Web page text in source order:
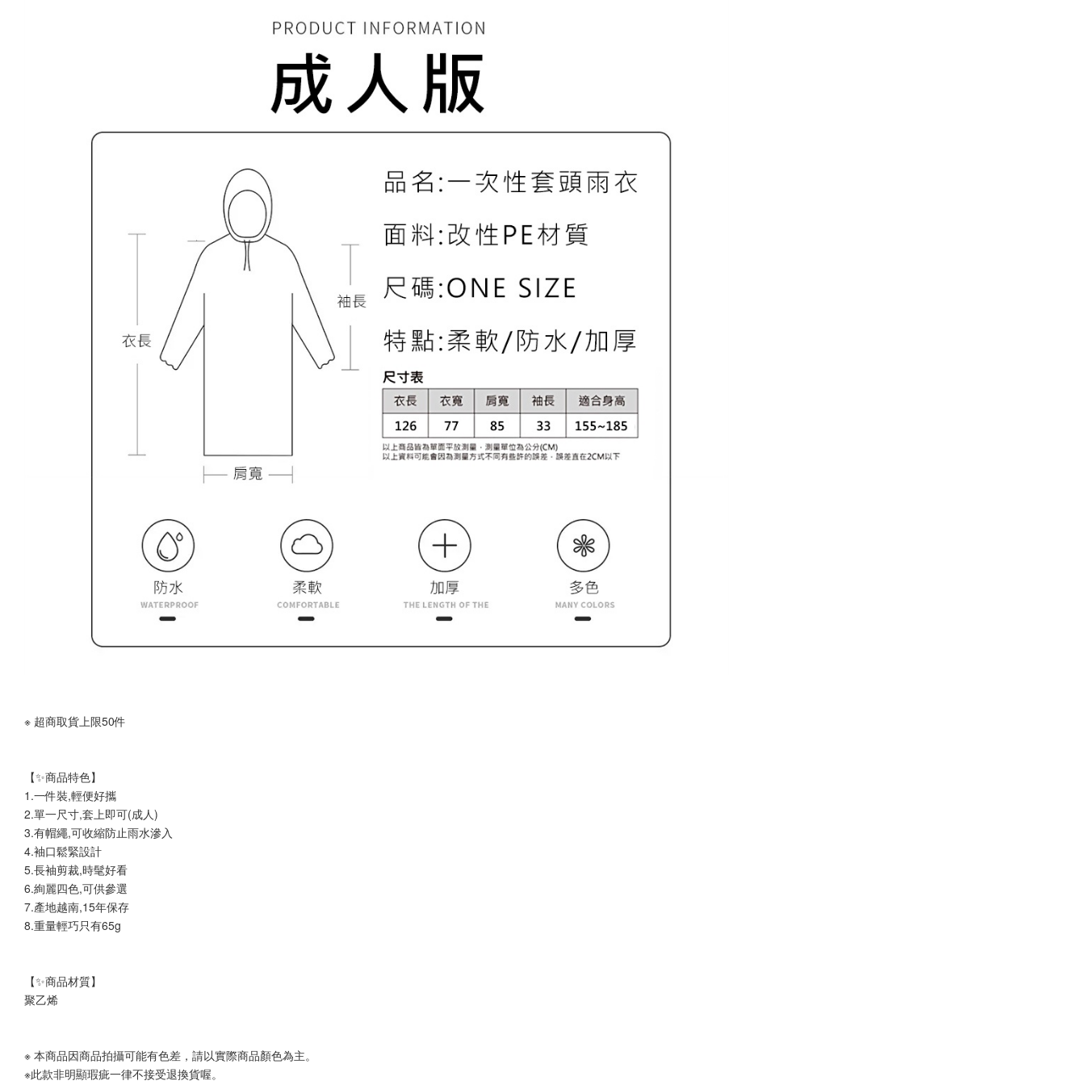
※ 超商取貨上限50件
【✨商品特色】
1.一件裝,輕便好攜
2.單一尺寸,套上即可(成人)
3.有帽繩,可收縮防止雨水滲入
4.袖口鬆緊設計
5.長袖剪裁,時髦好看
6.絢麗四色,可供參選
7.產地越南,15年保存
8.重量輕巧只有65g
【✨商品材質】
聚乙烯
※ 本商品因商品拍攝可能有色差，請以實際商品顏色為主。
※此款非明顯瑕疵一律不接受退換貨喔。